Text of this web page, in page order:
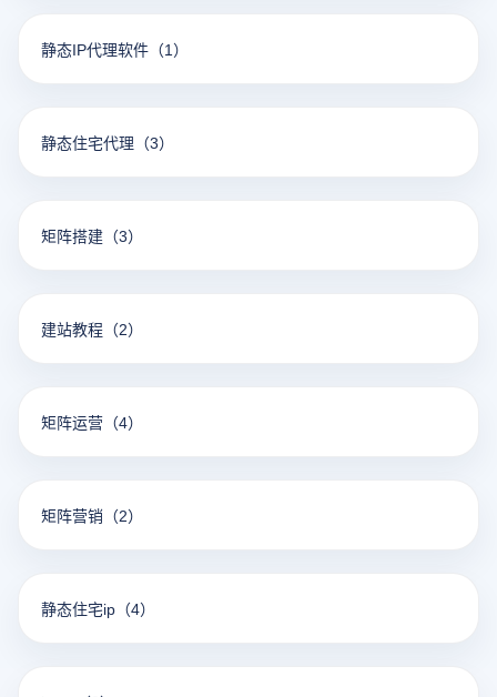
静态IP代理软件 （1）
静态住宅代理 （3）
矩阵搭建 （3）
建站教程 （2）
矩阵运营 （4）
矩阵营销 （2）
静态住宅ip （4）